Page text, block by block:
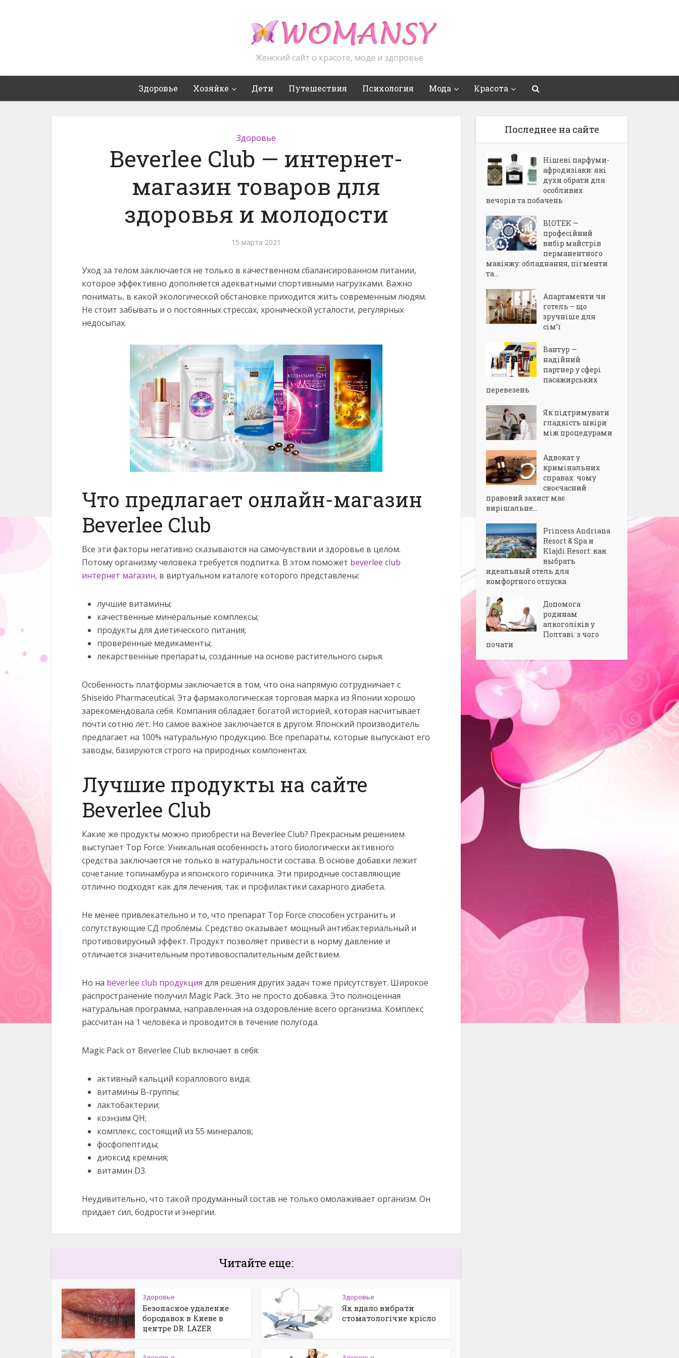
Женский сайт о красоте, моде и здоровье
Здоровье Хозяйке Дети Путешествия Психология Мода Красота
Здоровье
Beverlee Club — интернет-
магазин товаров для
здоровья и молодости
15 марта 2021
Уход за телом заключается не только в качественном сбалансированном питании,
которое эффективно дополняется адекватными спортивными нагрузками. Важно
понимать, в какой экологической обстановке приходится жить современным людям.
Не стоит забывать и о постоянных стрессах, хронической усталости, регулярных
недосыпах.
Что предлагает онлайн-магазин
Beverlee Club
Все эти факторы негативно сказываются на самочувствии и здоровье в целом.
Потому организму человека требуется подпитка. В этом поможет beverlee club
интернет магазин, в виртуальном каталоге которого представлены:
лучшие витамины;
качественные минеральные комплексы;
продукты для диетического питания;
проверенные медикаменты;
лекарственные препараты, созданные на основе растительного сырья.
Особенность платформы заключается в том, что она напрямую сотрудничает с
Shiseido Pharmaceutical. Эта фармакологическая торговая марка из Японии хорошо
зарекомендовала себя. Компания обладает богатой историей, которая насчитывает
почти сотню лет. Но самое важное заключается в другом. Японский производитель
предлагает на 100% натуральную продукцию. Все препараты, которые выпускают его
заводы, базируются строго на природных компонентах.
Лучшие продукты на сайте
Beverlee Club
Какие же продукты можно приобрести на Beverlee Club? Прекрасным решением
выступает Top Force. Уникальная особенность этого биологически активного
средства заключается не только в натуральности состава. В основе добавки лежит
сочетание топинамбура и японского горичника. Эти природные составляющие
отлично подходят как для лечения, так и профилактики сахарного диабета.
Не менее привлекательно и то, что препарат Top Force способен устранить и
сопутствующие СД проблемы. Средство оказывает мощный антибактериальный и
противовирусный эффект. Продукт позволяет привести в норму давление и
отличается значительным противовоспалительным действием.
Но на beverlee club продукция для решения других задач тоже присутствует. Широкое
распространение получил Magic Pack. Это не просто добавка. Это полноценная
натуральная программа, направленная на оздоровление всего организма. Комплекс
рассчитан на 1 человека и проводится в течение полугода.
Magic Pack от Beverlee Club включает в себя:
активный кальций кораллового вида;
витамины B-группы;
лактобактерии;
коэнзим QH;
комплекс, состоящий из 55 минералов;
фосфопептиды;
диоксид кремния;
витамин D3.
Неудивительно, что такой продуманный состав не только омолаживает организм. Он
придает сил, бодрости и энергии.
Читайте еще:
Здоровье
Безопасное удаление
бородавок в Киеве в
центре DR. LAZER
Здоровье
Як вдало вибрати
стоматологічне крісло
Последнее на сайте
Нішеві парфуми-
афродизіаки: які
духи обрати для
особливих
вечорів та побачень
BIOTEK —
професійний
вибір майстрів
перманентного
макіяжу: обладнання, пігменти
та...
Апартаменти чи
готель – що
зручніше для
сім’ї
Вантур —
надійний
партнер у сфері
пасажирських
перевезень
Як підтримувати
гладкість шкіри
між процедурами
Адвокат у
кримінальних
справах: чому
своєчасний
правовий захист має
вирішальне...
Princess Andriana
Resort & Spa и
Klajdi Resort: как
выбрать
идеальный отель для
комфортного отпуска
Допомога
родинам
алкоголіків у
Полтаві: з чого
почати